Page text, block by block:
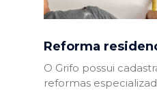
Reforma
O Grifo possui
reformas